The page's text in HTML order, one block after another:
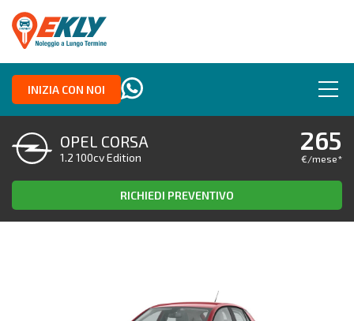
INIZIA CON NOI
OPEL CORSA
1.2 100cv Edition
265
€/mese*
RICHIEDI PREVENTIVO